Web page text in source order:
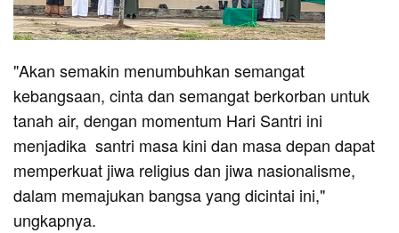
"Akan semakin menumbuhkan semangat
kebangsaan, cinta dan semangat berkorban untuk
tanah air, dengan momentum Hari Santri ini
menjadika santri masa kini dan masa depan dapat
memperkuat jiwa religius dan jiwa nasionalisme,
dalam memajukan bangsa yang dicintai ini,"
ungkapnya.